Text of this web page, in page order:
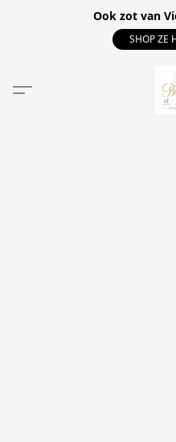
Ook zot van
SHOP ZE